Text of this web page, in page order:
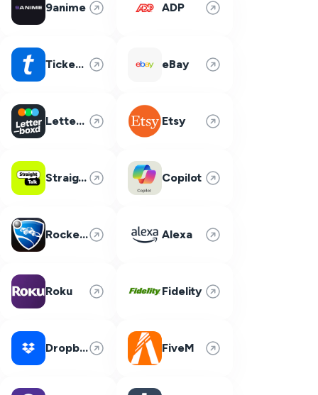
9anime ADP
Ticketmaster eBay
Letterboxd Etsy
Straight Talk Copilot
Rocket League Alexa
Roku Fidelity
Dropbox FiveM